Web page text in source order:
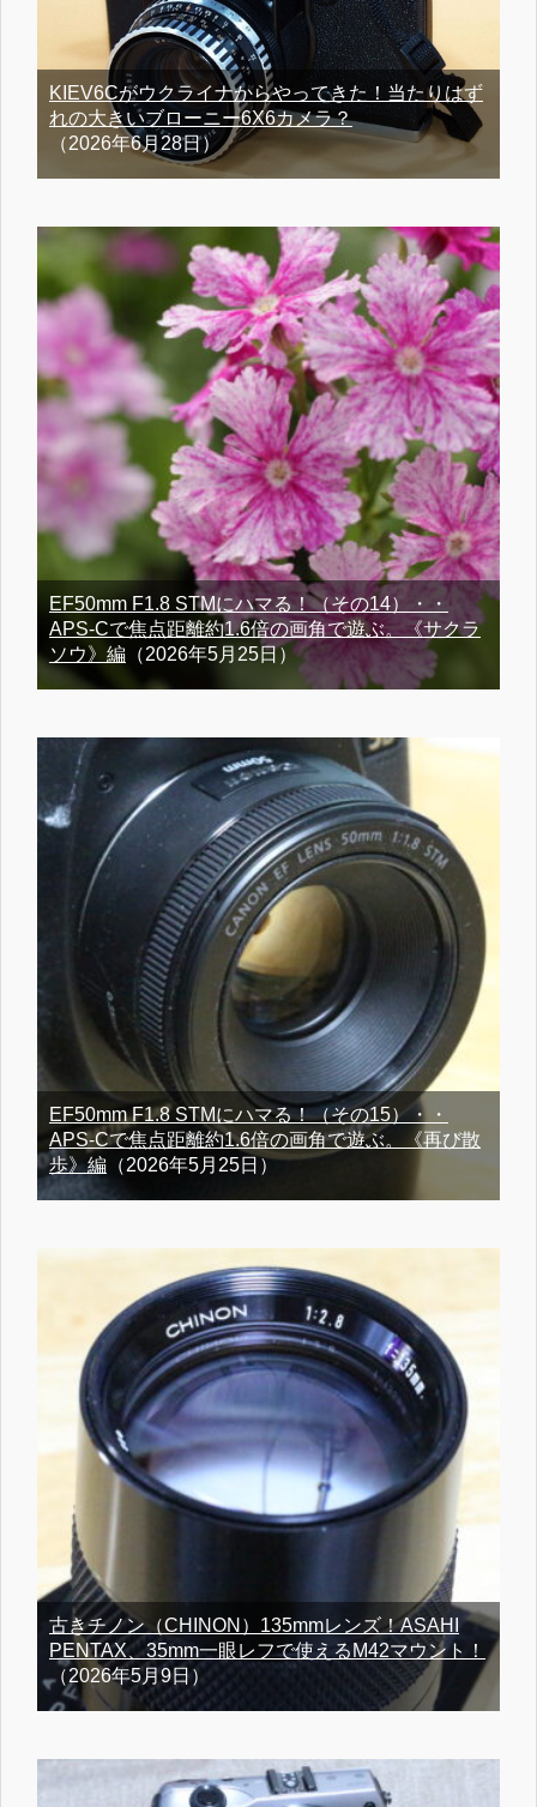
KIEV6Cがウクライナからやってきた！当たりはず
れの大きいブローニー6X6カメラ？
（2026年6月28日）
EF50mm F1.8 STMにハマる！（その14）・・
APS-Cで焦点距離約1.6倍の画角で遊ぶ。《サクラ
ソウ》編 （2026年5月25日）
EF50mm F1.8 STMにハマる！（その15）・・
APS-Cで焦点距離約1.6倍の画角で遊ぶ。《再び散
歩》編 （2026年5月25日）
古きチノン（CHINON）135mmレンズ！ASAHI
PENTAX、35mm一眼レフで使えるM42マウント！
（2026年5月9日）